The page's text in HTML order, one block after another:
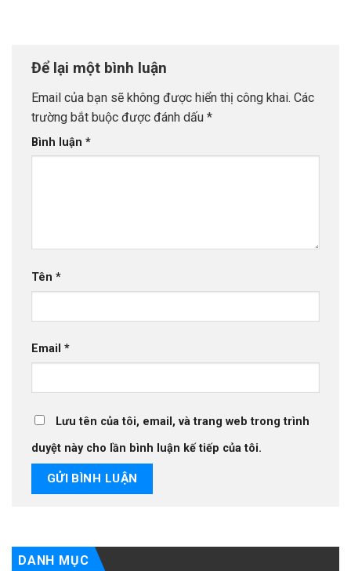
Để lại một bình luận
Email của bạn sẽ không được hiển thị công khai. Các
trường bắt buộc được đánh dấu *
Bình luận *
Tên *
Email *
Lưu tên của tôi, email, và trang web trong trình
duyệt này cho lần bình luận kế tiếp của tôi.
DANH MỤC